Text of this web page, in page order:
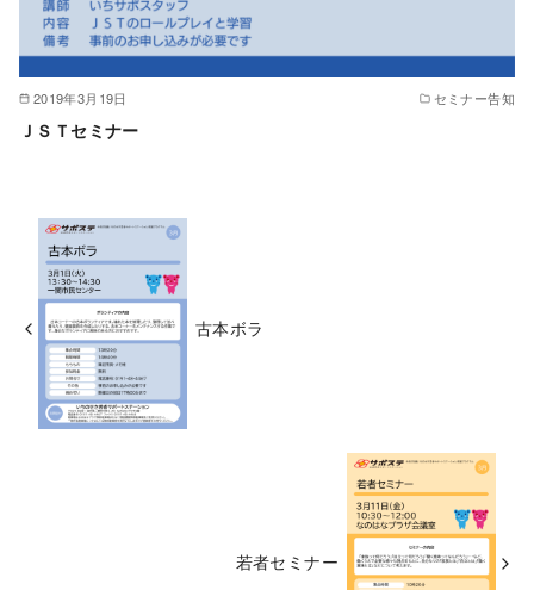
2019年3月19日 セミナー告知
ＪＳＴセミナー
古本ボラ
若者セミナー